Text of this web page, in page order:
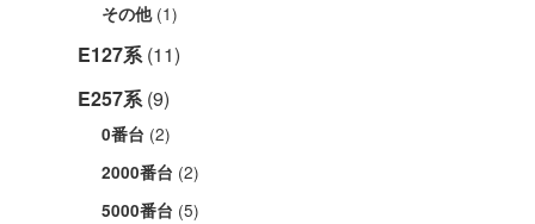
その他(1)
E127系(11)
E257系(9)
0番台 (2)
2000番台 (2)
5000番台 (5)